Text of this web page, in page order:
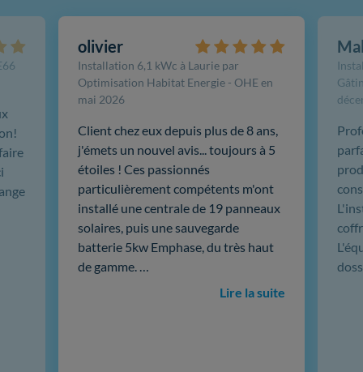
olivier
Installation 6,1 kWc à Laurie par
Optimisation Habitat Energie - OHE en
mai 2026
Client chez eux depuis plus de 8 ans,
j'émets un nouvel avis... toujours à 5
étoiles ! Ces passionnés
particulièrement compétents m'ont
installé une centrale de 19 panneaux
solaires, puis une sauvegarde
batterie 5kw Emphase, du très haut
de gamme. …
Lire la suite